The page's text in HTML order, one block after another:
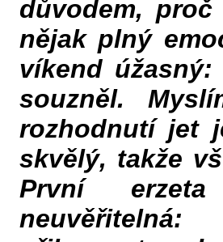
důvodem,
nějak plný
víkend
souzněl.
rozhodnutí jet
skvělý, takže
První